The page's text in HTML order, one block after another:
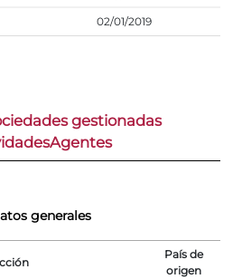
02/01/2019
gestionadas
Agentes
generales
País de
origen